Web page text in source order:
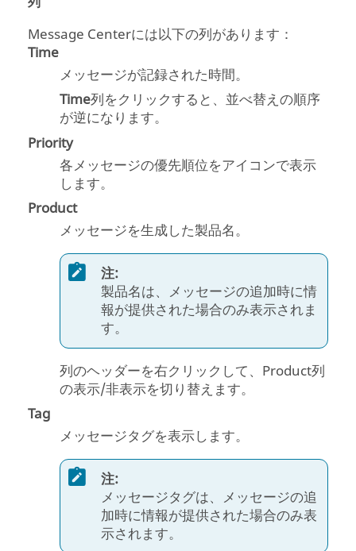
Message Centerには以下の列があります：
Time
メッセージが記録された時間。
Time列をクリックすると、並べ替えの順序
が逆になります。
Priority
各メッセージの優先順位をアイコンで表示
します。
Product
メッセージを生成した製品名。
注:
製品名は、メッセージの追加時に情
報が提供された場合のみ表示されま
す。
列のヘッダーを右クリックして、Product列
の表示/非表示を切り替えます。
Tag
メッセージタグを表示します。
注:
メッセージタグは、メッセージの追
加時に情報が提供された場合のみ表
示されます。